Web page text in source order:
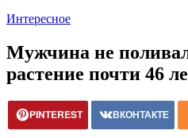
Интересное
Мужчина не
растение почти 46
PINTEREST ВКОНТАКТЕ